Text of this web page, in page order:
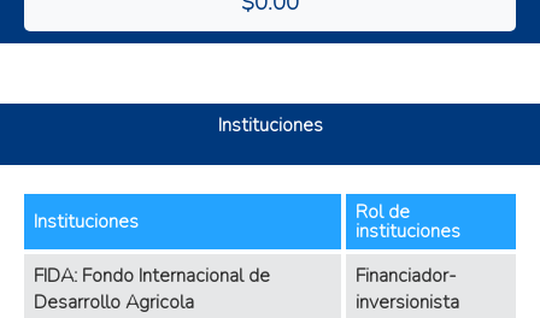
Instituciones
Instituciones Rol de
instituciones
FIDA: Fondo Internacional de
Desarrollo Agricola
Financiador-
inversionista